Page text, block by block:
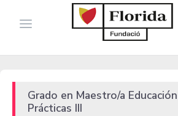
Grado en Maestro/a
Prácticas III